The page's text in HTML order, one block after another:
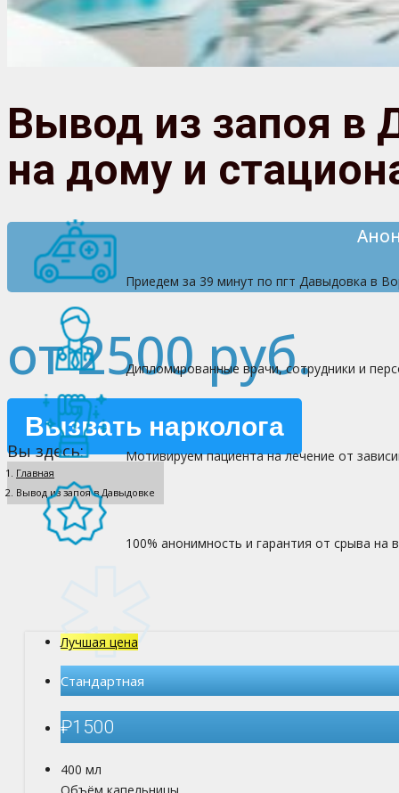
Вывод из запоя в
на дому и
от 2500 руб.
Вызвать нарколога
Вы здесь:
Главная
Вывод из запоя в Давыдовке
Приедем за 39 минут по пгт Давыдовка в
Дипломированные врачи, сотрудники и
Мотивируем пациента на лечение от
100% анонимность и гарантия от срыва на
Лучшая цена
Стандартная
₽1500
400 мл
Объём капельницы